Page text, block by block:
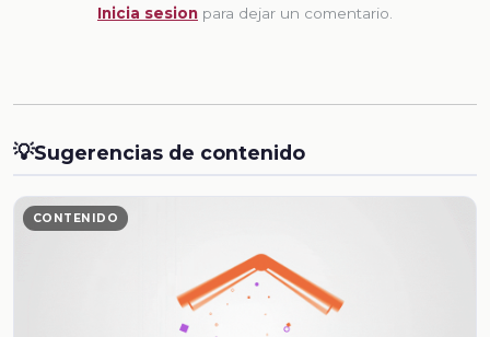
Inicia sesion para dejar un comentario.
💡Sugerencias de contenido
CONTENIDO